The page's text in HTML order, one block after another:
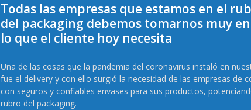
Todas las empresas que estamos en el
del packaging debemos tomarnos muy
lo que el cliente hoy necesita
Una de las cosas que la pandemia del coronavirus instaló en
fue el delivery y con ello surgió la necesidad de las empresas de
con seguros y confiables envases para sus productos,
rubro del packaging.